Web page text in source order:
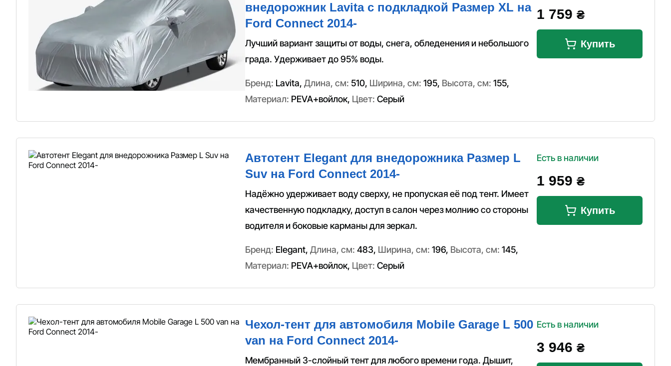
внедорожник Lavita с подкладкой Размер XL на
Ford Connect 2014-
Лучший вариант защиты от воды, снега, обледенения и небольшого
града. Удерживает до 95% воды.
Бренд: Lavita, Длина, см: 510, Ширина, см: 195, Высота, см: 155,
Материал: PEVA+войлок, Цвет: Серый
1 759 ₴
Купить
Автотент Elegant для внедорожника Размер L
Suv на Ford Connect 2014-
Надёжно удерживает воду сверху, не пропуская её под тент. Имеет
качественную подкладку, доступ в салон через молнию со стороны
водителя и боковые карманы для зеркал.
Бренд: Elegant, Длина, см: 483, Ширина, см: 196, Высота, см: 145,
Материал: PEVA+войлок, Цвет: Серый
Есть в наличии
1 959 ₴
Купить
Чехол-тент для автомобиля Mobile Garage L 500
van на Ford Connect 2014-
Мембранный 3-слойный тент для любого времени года. Дышит,
Есть в наличии
3 946 ₴